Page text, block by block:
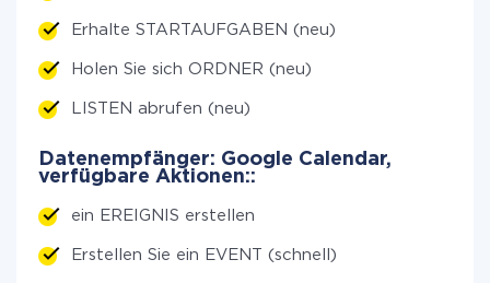
Erhalte STARTAUFGABEN (neu)
Holen Sie sich ORDNER (neu)
LISTEN abrufen (neu)
Datenempfänger: Google Calendar,
verfügbare Aktionen::
ein EREIGNIS erstellen
Erstellen Sie ein EVENT (schnell)